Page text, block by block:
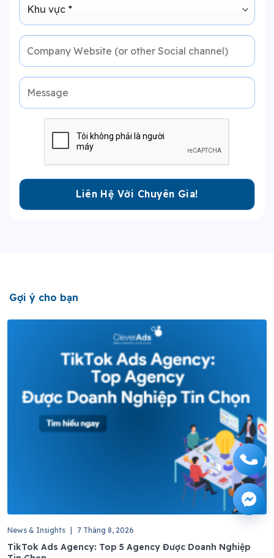
Gợi ý cho bạn
News & Insights | 7 Tháng 8, 2026
TikTok Ads Agency: Top 5 Agency Được Doanh Nghiệp